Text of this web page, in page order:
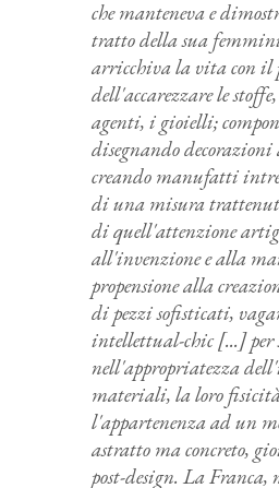
che manteneva e
tratto della sua
arricchiva la vita con il
dell'accarezzare le
agenti, i gioielli;
disegnando decorazioni
creando manufatti
di una misura
di quell'attenzione
all'invenzione e alla
propensione alla
di pezzi sofisticati,
intellettual-chic [...] per
nell'appropriatezza
materiali, la loro
l'appartenenza ad un
astratto ma concreto,
post-design. La Franca,